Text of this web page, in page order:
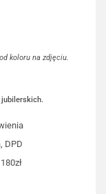
koloru na zdjęciu.
jubilerskich.
DPD